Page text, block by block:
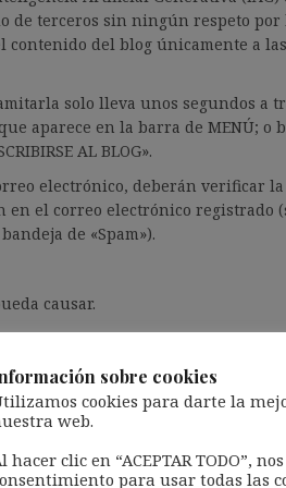
de terceros sin ningún respeto por
contenido del blog únicamente a las
solo lleva unos segundos a
aparece en la barra de MENÚ; o
AL BLOG».
electrónico, deberán verificar la
el correo electrónico registrado
de «Spam»).
causar.
del blog: https://ignasibeltran.com/
sobre cookies
cookies para darte la
web.
hacer clic en “ACEPTAR TODO”,
para usar todas las